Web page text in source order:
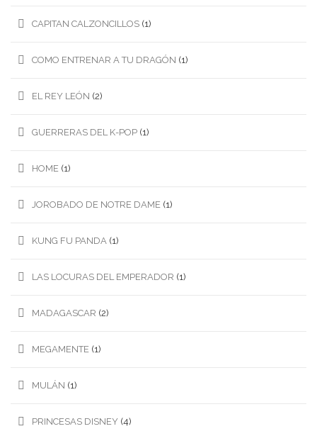
CAPITAN CALZONCILLOS (1)
COMO ENTRENAR A TU DRAGÓN (1)
EL REY LEÓN (2)
GUERRERAS DEL K-POP (1)
HOME (1)
JOROBADO DE NOTRE DAME (1)
KUNG FU PANDA (1)
LAS LOCURAS DEL EMPERADOR (1)
MADAGASCAR (2)
MEGAMENTE (1)
MULÁN (1)
PRINCESAS DISNEY (4)